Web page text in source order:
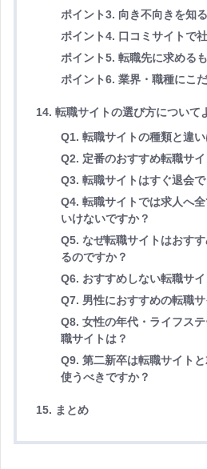
ポイント3. 向き不向きを知
ポイント4. 口コミサイトで
ポイント5. 転職先に求める
ポイント6. 業界・職種にこ
14. 転職サイトの選び方について
Q1. 転職サイトの種類と違い
Q2. 定番のおすすめ転職サ
Q3. 転職サイトはすぐ退会で
Q4. 転職サイトでは求人へ
いけないですか？
Q5. なぜ転職サイトはおす
るのですか？
Q6. おすすめしない転職サ
Q7. 男性におすすめの転職
Q8. 女性の年代・ライフス
職サイトは？
Q9. 第二新卒は転職サイト
使うべきですか？
15. まとめ